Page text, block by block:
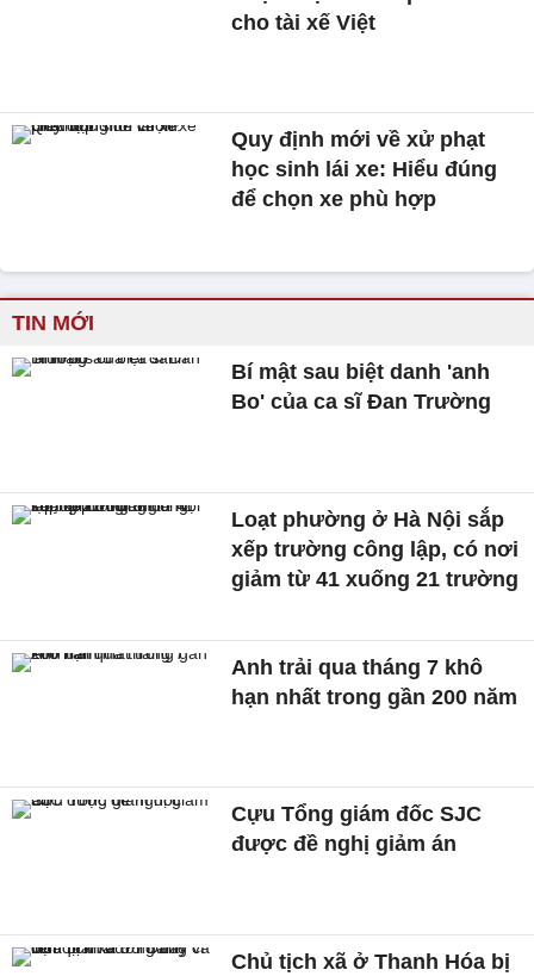
cho tài xế Việt
Quy định mới về xử phạt
học sinh lái xe: Hiểu đúng
để chọn xe phù hợp
TIN MỚI
Bí mật sau biệt danh 'anh
Bo' của ca sĩ Đan Trường
Loạt phường ở Hà Nội sắp
xếp trường công lập, có nơi
giảm từ 41 xuống 21 trường
Anh trải qua tháng 7 khô
hạn nhất trong gần 200 năm
Cựu Tổng giám đốc SJC
được đề nghị giảm án
Chủ tịch xã ở Thanh Hóa bị